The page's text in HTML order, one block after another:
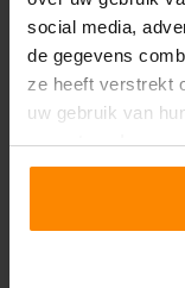
social media,
de gegevens
ze heeft verstrekt
uw gebruik van
accepteren!